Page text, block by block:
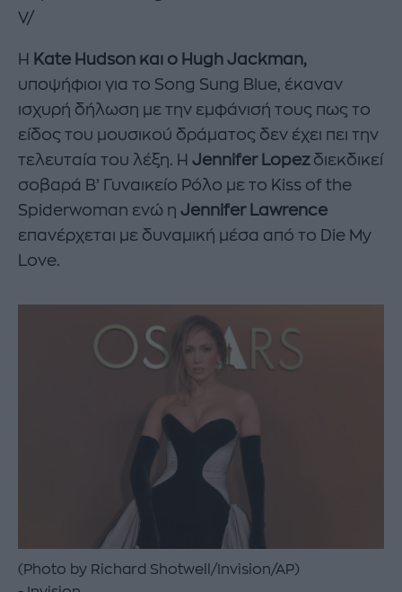
V/
Η Kate Hudson και ο Hugh Jackman,
υποψήφιοι για το Song Sung Blue, έκαναν
ισχυρή δήλωση με την εμφάνισή τους πως το
είδος του μουσικού δράματος δεν έχει πει την
τελευταία του λέξη. Η Jennifer Lopezδιεκδικεί
σοβαρά Β’ Γυναικείο Ρόλο με το Kiss of the
Spiderwoman ενώ η Jennifer Lawrence
επανέρχεται με δυναμική μέσα από το Die My
Love.
(Photo by Richard Shotwell/Invision/AP)